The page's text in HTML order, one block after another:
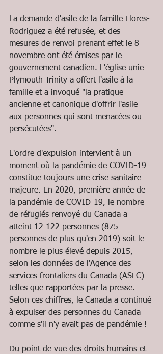
La demande d'asile de la famille Flores-
Rodriguez a été refusée, et des
mesures de renvoi prenant effet le 8
novembre ont été émises par le
gouvernement canadien. L'église unie
Plymouth Trinity a offert l'asile à la
famille et a invoqué "la pratique
ancienne et canonique d'offrir l'asile
aux personnes qui sont menacées ou
persécutées".
L'ordre d'expulsion intervient à un
moment où la pandémie de COVID-19
constitue toujours une crise sanitaire
majeure. En 2020, première année de
la pandémie de COVID-19, le nombre
de réfugiés renvoyé du Canada a
atteint 12 122 personnes (875
personnes de plus qu'en 2019) soit le
nombre le plus élevé depuis 2015,
selon les données de l'Agence des
services frontaliers du Canada (ASFC)
telles que rapportées par la presse.
Selon ces chiffres, le Canada a continué
à expulser des personnes du Canada
comme s'il n'y avait pas de pandémie !
Du point de vue des droits humains et